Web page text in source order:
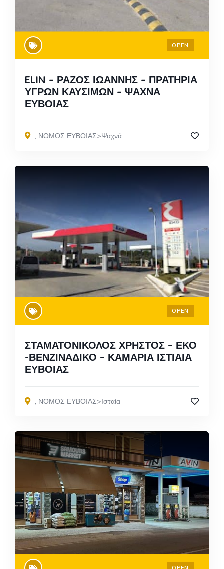
OPEN
ELIN – ΡΑΖΟΣ ΙΩΑΝΝΗΣ – ΠΡΑΤΗΡΙΑ
ΥΓΡΩΝ ΚΑΥΣΙΜΩΝ – ΨΑΧΝΑ
ΕΥΒΟΙΑΣ
, ΝΟΜΟΣ ΕΥΒΟΙΑΣ>Ψαχνά
OPEN
ΣΤΑΜΑΤΟΝΙΚΟΛΟΣ ΧΡΗΣΤΟΣ – ΕΚΟ
-ΒΕΝΖΙΝΑΔΙΚΟ – ΚΑΜΑΡΙΑ ΙΣΤΙΑΙΑ
ΕΥΒΟΙΑΣ
, ΝΟΜΟΣ ΕΥΒΟΙΑΣ>Ισταία